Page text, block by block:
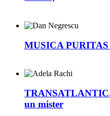
MUSICA
un mister